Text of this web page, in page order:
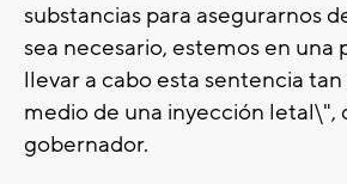
substancias para asegurarnos
sea necesario, estemos en una
llevar a cabo esta sentencia
medio de una inyección letal\",
gobernador.